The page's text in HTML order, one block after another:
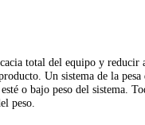
total del equipo y
Un sistema de la
o bajo peso del sistema.
peso.